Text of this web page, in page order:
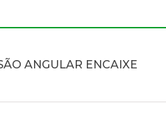
ANGULAR ENCAIXE